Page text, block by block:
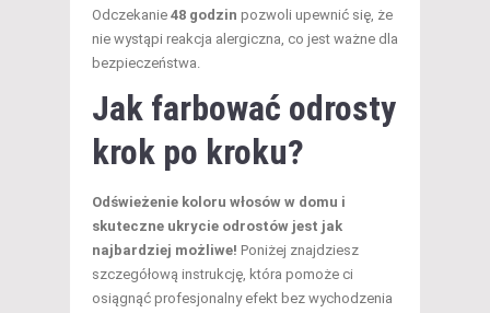
Odczekanie 48 godzin pozwoli upewnić się, że
nie wystąpi reakcja alergiczna, co jest ważne dla
bezpieczeństwa.
Jak farbować odrosty
krok po kroku?
Odświeżenie koloru włosów w domu i
skuteczne ukrycie odrostów jest jak
najbardziej możliwe! Poniżej znajdziesz
szczegółową instrukcję, która pomoże ci
osiągnąć profesjonalny efekt bez wychodzenia